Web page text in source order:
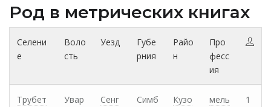
Род в метрических книгах
Селени
е
Воло
сть
Уезд
Губе
рния
Райо
н
Про
фесс
ия
Трубет
Увар
Сенг
Симб
Кузо
мель
1